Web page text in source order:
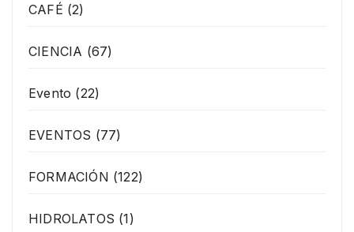
CAFÉ (2)
CIENCIA (67)
Evento (22)
EVENTOS (77)
FORMACIÓN (122)
HIDROLATOS (1)